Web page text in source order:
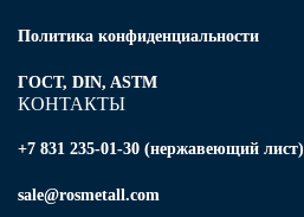
Политика конфиденциальности
ГОСТ, DIN, ASTM
КОНТАКТЫ
+7 831 235-01-30 (нержавеющий лист)
sale@rosmetall.com